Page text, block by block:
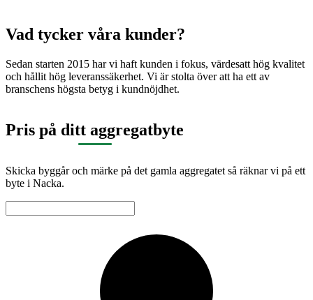
Vad tycker våra kunder?
Sedan starten 2015 har vi haft kunden i fokus, värdesatt hög kvalitet
och hållit hög leveranssäkerhet. Vi är stolta över att ha ett av
branschens högsta betyg i kundnöjdhet.
Pris på ditt aggregatbyte
Skicka byggår och märke på det gamla aggregatet så räknar vi på ett
byte i Nacka.